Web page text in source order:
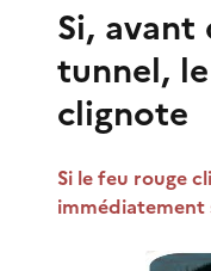
Si, avant
tunnel,
clignote
Si le feu rouge
immédiatement